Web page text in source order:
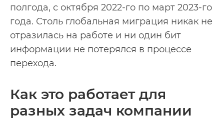
полгода, с октября 2022-го по март 2023-го
года. Столь глобальная миграция никак не
отразилась на работе и ни один бит
информации не потерялся в процессе
перехода.
Как это работает для
разных задач компании